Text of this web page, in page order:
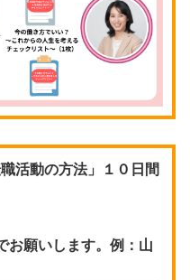
活動の方法」１０日間
お願いします。例：山